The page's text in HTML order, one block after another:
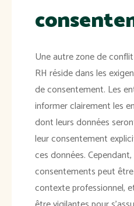
Une autre zone de
RH réside dans les
de consentement. Les
informer clairement les
dont leurs données
leur consentement
ces données.
consentements peut
contexte professionnel,